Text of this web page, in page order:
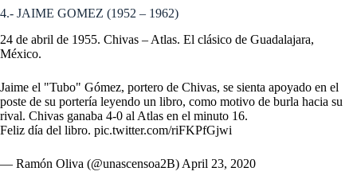
4.- JAIME GOMEZ (1952 – 1962)
24 de abril de 1955. Chivas – Atlas. El clásico de Guadalajara,
México.
Jaime el "Tubo" Gómez, portero de Chivas, se sienta apoyado en el
poste de su portería leyendo un libro, como motivo de burla hacia su
rival. Chivas ganaba 4-0 al Atlas en el minuto 16.
Feliz día del libro. pic.twitter.com/riFKPfGjwi
— Ramón Oliva (@unascensoa2B) April 23, 2020